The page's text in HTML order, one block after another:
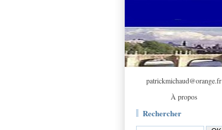
patrickmichaud@orange.fr
À propos
Rechercher